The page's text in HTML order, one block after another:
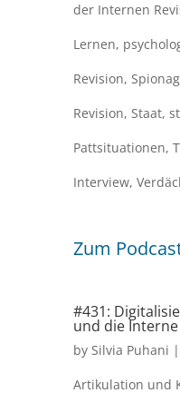
der Internen
Lernen,
Revision,
Revision, Staat,
Pattsituationen,
Interview,
Zum
#431:
und die Interne
by Silvia Puhani |
Artikulation und